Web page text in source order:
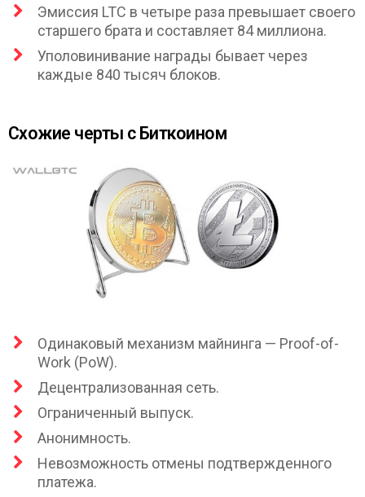
Эмиссия LTC в четыре раза превышает своего
старшего брата и составляет 84 миллиона.
Уполовинивание награды бывает через
каждые 840 тысяч блоков.
Схожие черты с Биткоином
Одинаковый механизм майнинга — Proof-of-
Work (PoW).
Децентрализованная сеть.
Ограниченный выпуск.
Анонимность.
Невозможность отмены подтвержденного
платежа.